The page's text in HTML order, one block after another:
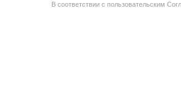
В соответствии с пользовательским